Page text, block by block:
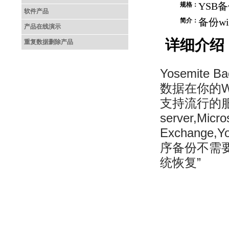
软件产品
产品在线演示
重复数据删除产品
规格：YSB
简介：备份
详细介绍
Yosemite
数据在你的
支持流行的
序备份不需
统恢复”